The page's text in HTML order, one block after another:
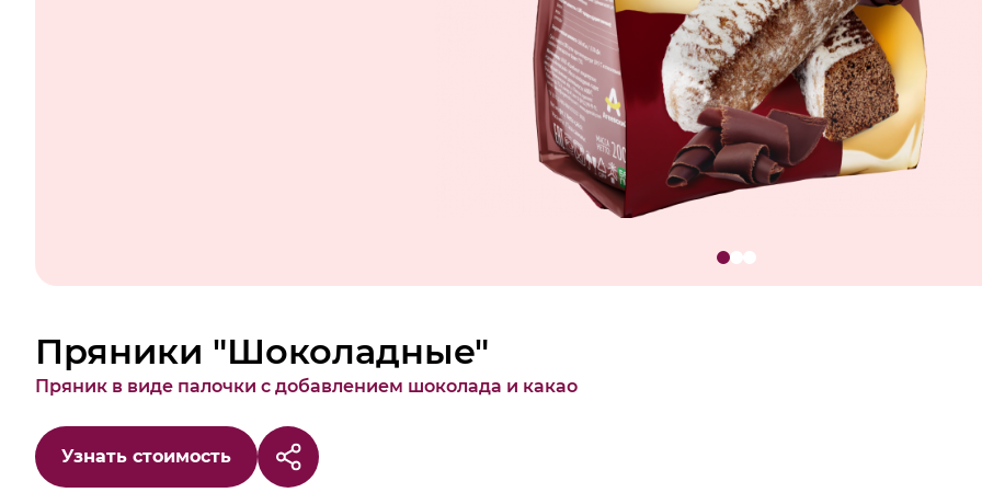
Пряники "Шоколадные"
Пряник в виде палочки с добавлением шоколада и какао
Узнать стоимость